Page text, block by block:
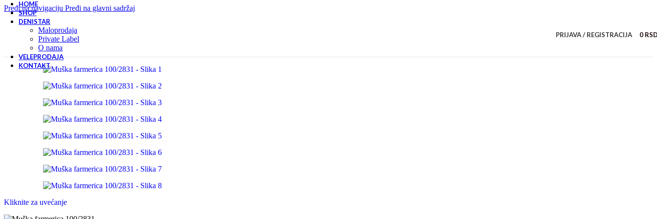
Pređi na navigaciju Pređi na glavni sadržaj
HOME
SHOP
DENISTAR
Maloprodaja
Private Label
O nama
VELEPRODAJA
KONTAKT
PRIJAVA / REGISTRACIJA 0
Kliknite za uvećanje